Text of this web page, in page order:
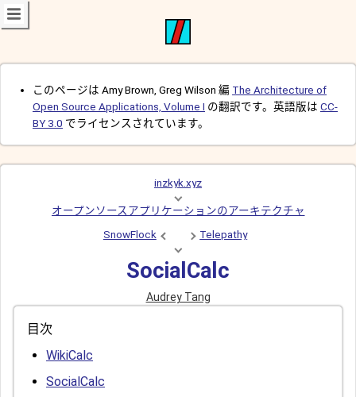
このページは Amy Brown, Greg Wilson 編 The Architecture of
Open Source Applications, Volume I の翻訳です。英語版は CC-
BY 3.0 でライセンスされています。
inzkyk.xyz
オープンソースアプリケーションのアーキテクチャ
SnowFlock
Telepathy
SocialCalc
Audrey Tang
目次
WikiCalc
SocialCalc